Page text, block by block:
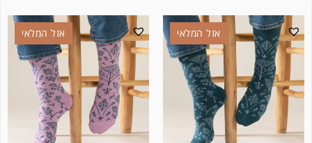
אזל המלאי אזל המלאי